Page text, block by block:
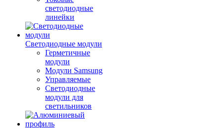
светодиодные
линейки
Светодиодные модули
Герметичные
модули
Модули Samsung
Управляемые
Светодиодные
модули для
светильников